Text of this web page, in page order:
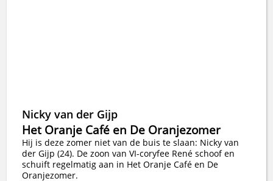
Nicky van der Gijp
Het Oranje Café en De Oranjezomer
Hij is deze zomer niet van de buis te slaan: Nicky van
der Gijp (24). De zoon van VI-coryfee René schoof en
schuift regelmatig aan in Het Oranje Café en De
Oranjezomer.